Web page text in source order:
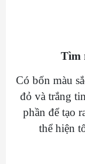
Tìm
Có bốn màu
đỏ và trắng
phần để tạo
thể hiện